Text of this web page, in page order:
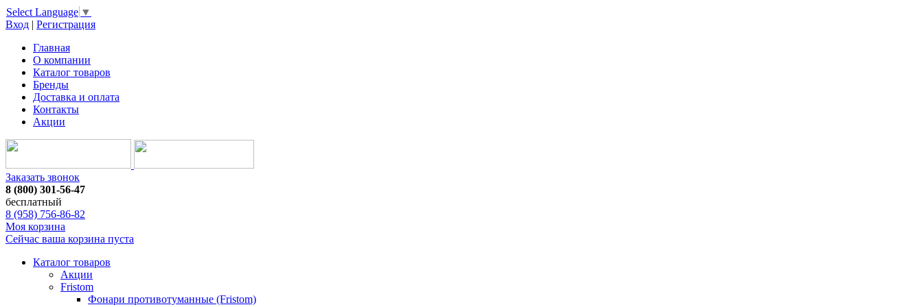
Select Language ▼
Вход | Регистрация
Главная
О компании
Каталог товаров
Бренды
Доставка и оплата
Контакты
Акции
Заказать звонок
8 (800) 301-56-47
бесплатный
8 (958) 756-86-82
Моя корзина
Сейчас ваша корзина пуста
Каталог товаров
Акции
Fristom
Фонари противотуманные (Fristom)